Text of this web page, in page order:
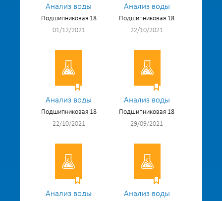
Анализ воды
Подшипниковая 18
01/12/2021
Анализ воды
Подшипниковая 18
22/10/2021
Анализ воды
Подшипниковая 18
22/10/2021
Анализ воды
Подшипниковая 18
29/09/2021
Анализ воды Анализ воды